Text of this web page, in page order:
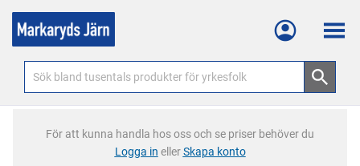
Meny
För att kunna handla hos oss och se priser behöver du
Logga in ellerSkapa konto